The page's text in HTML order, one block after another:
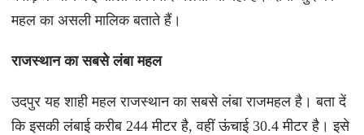
महल का असली मालिक बताते हैं।
राजस्थान का सबसे लंबा महल
उदपुर यह शाही महल राजस्थान का सबसे लंबा राजमहल है। बता दें
कि इसकी लंबाई करीब 244 मीटर है, वहीं ऊंचाई 30.4 मीटर है। इसे